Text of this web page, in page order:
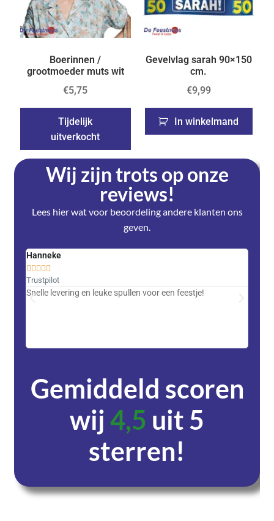
Boerinnen /
grootmoeder muts wit
€5,75
Tijdelijk
uitverkocht
Gevelvlag sarah 90×150
cm.
€9,99
In winkelmand
Wij zijn trots op onze
reviews!
Lees hier wat voor beoordeling andere klanten ons
geven.
Hanneke
    
Trustpilot
Snelle levering en leuke spullen voor een feestje!
Gemiddeld scoren
wij4,5 uit 5
sterren!